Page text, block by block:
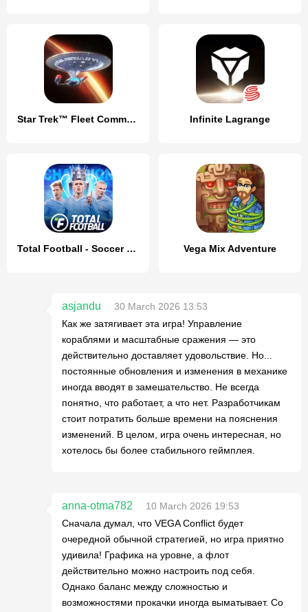
Star Trek™ Fleet Command Infinite Lagrange
Total Football - Soccer Game Vega Mix Adventure
asjandu
30 March 2026 13:53
Как же затягивает эта игра! Управление
кораблями и масштабные сражения — это
действительно доставляет удовольствие. Но...
постоянные обновления и изменения в механике
иногда вводят в замешательство. Не всегда
понятно, что работает, а что нет. Разработчикам
стоит потратить больше времени на пояснения
изменений. В целом, игра очень интересная, но
хотелось бы более стабильного геймплея.
anna-otma782
10 March 2026 19:53
Сначала думал, что VEGA Conflict будет
очередной обычной стратегией, но игра приятно
удивила! Графика на уровне, а флот
действительно можно настроить под себя.
Однако баланс между сложностью и
возможностями прокачки иногда выматывает. Со